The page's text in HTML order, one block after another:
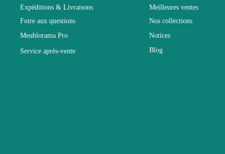
Expéditions & Livraisons
Foire aux questions
Meublorama Pro
Service après-vente
Meilleures ventes
Nos collections
Notices
Blog